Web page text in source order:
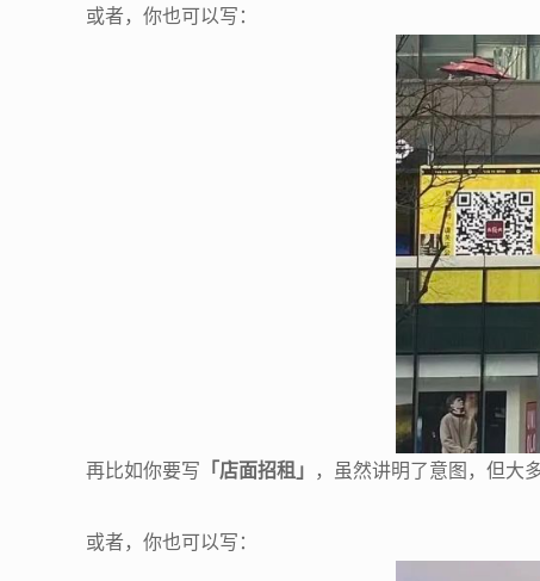
或者，你也可以写：
再比如你要写 「店面招租」 ，虽然讲明了意图，但大
或者，你也可以写：